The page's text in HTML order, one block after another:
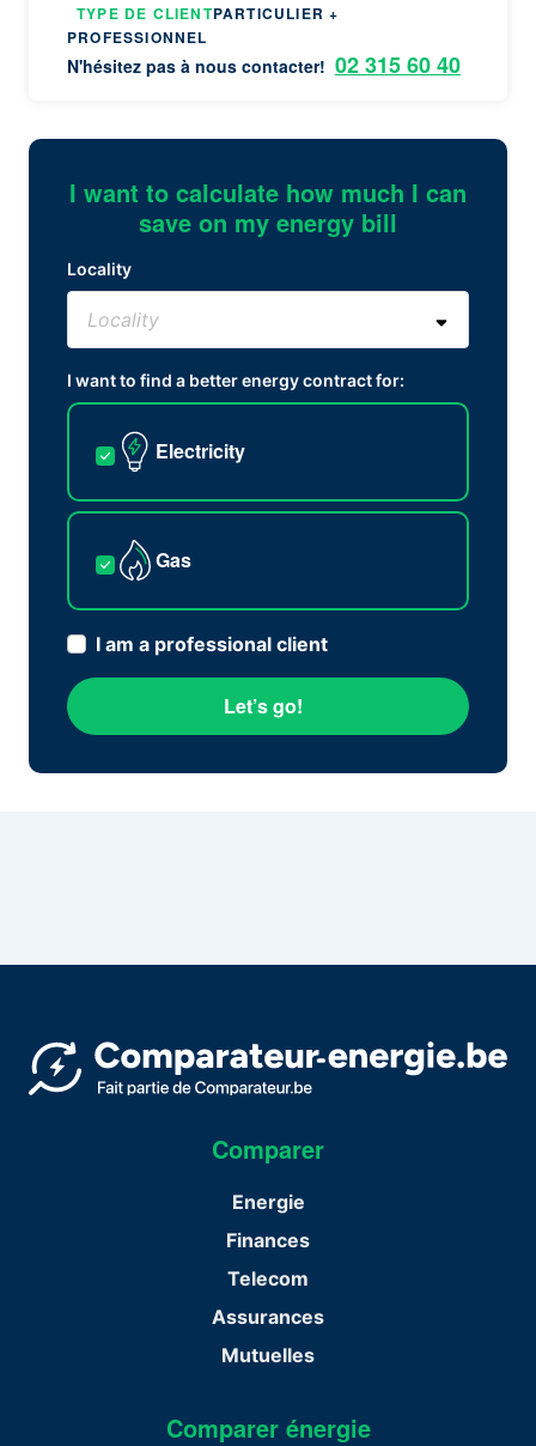
TYPE DE CLIENTPARTICULIER +
PROFESSIONNEL
N'hésitez pas à nous contacter! 02 315 60 40
I want to calculate how much I can
save on my energy bill
Locality
I want to find a better energy contract for:
Electricity
Gas
I am a professional client
Let’s go!
Comparer
Energie
Finances
Telecom
Assurances
Mutuelles
Comparer énergie